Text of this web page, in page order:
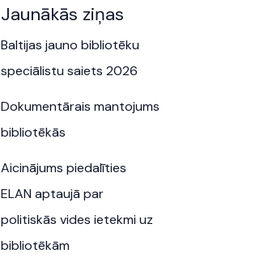
Jaunākās ziņas
Baltijas jauno bibliotēku
speciālistu saiets 2026
Dokumentārais mantojums
bibliotēkās
Aicinājums piedalīties
ELAN aptaujā par
politiskās vides ietekmi uz
bibliotēkām